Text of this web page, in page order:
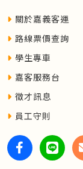
關於嘉義客運
路線票價查詢
學生專車
嘉客服務台
徵才訊息
員工守則